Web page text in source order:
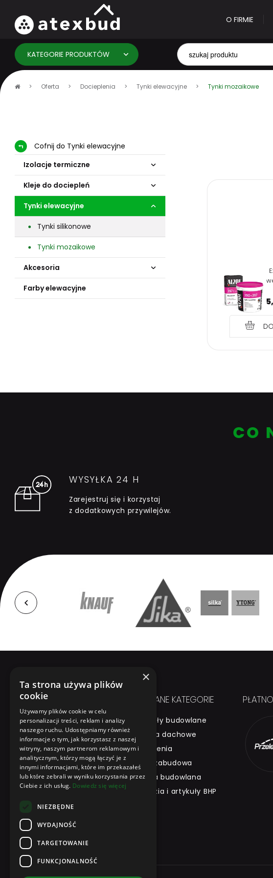
O FIRMIE
KATEGORIE PRODUKTÓW
Strona Oferta Docieplenia Tynki elewacyjne Tynki mozaikowe
Cofnij do Tynki elewacyjne
Izolacje termiczne
Kleje do dociepleń
Tynki elewacyjne
Tynki silikonowe
Tynki mozaikowe
Akcesoria
Farby elewacyjne
ALPOL
tynku
CO
WYSYŁKA 24 H
Zarejestruj się i korzystaj
z dodatkowych przywilejów.
NA SKRÓTY
Strona główna
O firmie
Produkty
Marki
Wypożyczalnia
Kontakt
Hurtowania budowlana
Gliwice
POLECANE KATEGORIE
Materiały budowlane
Pokrycia dachowe
Docieplenia
Sucha zabudowa
Chemia budowlana
Narzędzia i artykuły BHP
×
Ta strona używa plików
cookie
Używamy plików cookie w celu
personalizacji treści, reklam i analizy
naszego ruchu. Udostępniamy również
informacje o tym, jak korzystasz z naszej
witryny, naszym partnerom reklamowym i
analitycznym, którzy mogą łączyć je z
innymi informacjami, które im przekazałeś
lub które zebrali w wyniku korzystania przez
Ciebie z ich usług. Dowiedz się więcej
NIEZBĘDNE
WYDAJNOŚĆ
TARGETOWANIE
FUNKCJONALNOŚĆ